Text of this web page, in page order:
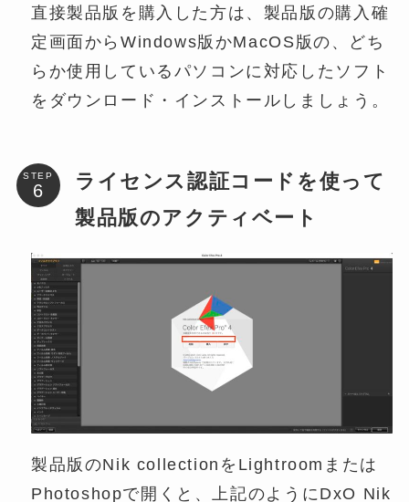
直接製品版を購入した方は、製品版の購入確
定画面からWindows版かMacOS版の、どち
らか使用しているパソコンに対応したソフト
をダウンロード・インストールしましょう。
STEP
ライセンス認証コードを使って
製品版のアクティベート
製品版のNik collectionをLightroomまたは
Photoshopで開くと、上記のようにDxO Nik